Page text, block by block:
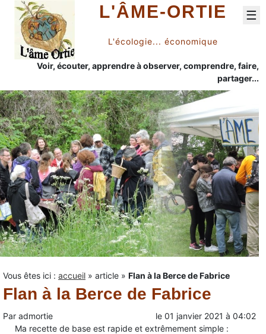
L'ÂME-ORTIE
L'écologie... économique
Voir, écouter, apprendre à observer, comprendre, faire,
partager...
☰
Vous êtes ici : accueil » article » Flan à la Berce de Fabrice
Flan à la Berce de Fabrice
Par admortie le 01 janvier 2021 à 04:02
Ma recette de base est rapide et extrêmement simple :